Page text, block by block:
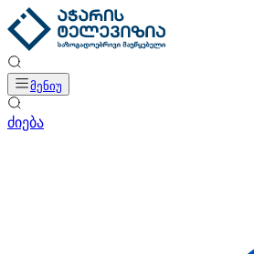
მენიუ
ძიება